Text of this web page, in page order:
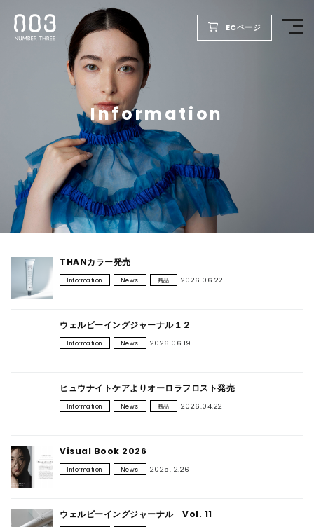
ECページ
Information
THANカラー発売
Information News 商品 2026.06.22
ウェルビーイングジャーナル１２
Information News 2026.06.19
ヒュウナイトケアよりオーロラフロスト発売
Information News 商品 2026.04.22
Visual Book 2026
Information News 2025.12.26
ウェルビーイングジャーナル Vol. 11
TOP
PRODUCTS
WELLBEING REPORT
FOR SALON
CONTACT